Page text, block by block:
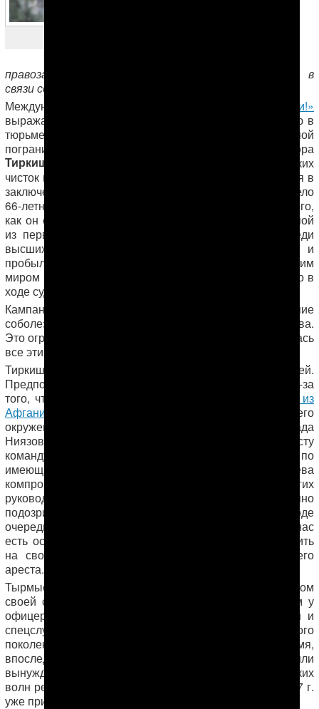
правозащитной кампании «Покажите их живыми!» в
связи со смертью в тюрьме
Международная кампания
«Покажите их живыми!»
выражает крайнюю озабоченность в связи со смертью в
тюрьме бывшего начальника Государственной
пограничной службы Туркменистана генерал-майора
Тиркиша Тырмыева
, ставшего жертвой политических
чисток во времена
и с тех пор находившегося в
заключении. 13 января туркменские власти выдали тело
66-летнего Тырмыева его семье в
после того,
как он скончался в неволе. Тиркиш Тырмыев был одной
из первых жертв насильственных исчезновений среди
высших государственных служащих Туркменистана и
пробыл
без какой-либо связи с внешним
миром почти 15 лет. Последний раз родные видели его в
ходе судебного процесса 7 мая 2002 года.
Кампания «Покажите их живыми!» выражает искренние
соболезнования родным и близким Тиркиша Тырмыева.
Это огромное горе для семьи, которая ждала и надеялась
все эти долгие годы, что он вернется домой.
Тиркиш Тырмыев не был связан с оппозицией.
Предполагают, что он стал
из-за
того, что мог знать подробности поставок
наркотиков из
Афганистана
, организованных при участии ближайшего
окружения первого президента страны Сапармурада
Ниязова, и пытался бороться с наркотрафиком на посту
командующего пограничных войск. Кроме того, по
имеющимся сведениям, Ниязов требовал от Тырмыева
компрометирующей информации на других
руководителей силовых структур, которых болезненно
подозрительный диктатор планировал устранить в ходе
очередной «чистки» государственного аппарата. У нас
есть основания полагать, что отказ Тырмыева доносить
на своих коллег послужил одной из причин для его
ареста.
Тырмыева считали честным человеком и патриотом
своей страны. Он пользовался большим авторитетом у
офицеров в пограничных войсках, а также в армии и
спецслужбах. Почти весь офицерский состав этого
поколения, начинавший службу в советское время,
впоследствии погиб, исчез в тюрьмах, был уволен или
вынужден был покинуть страну в результате нескольких
волн репрессий 2002-2006 годов при Ниязове и в 2007 г.
уже при новом президенте